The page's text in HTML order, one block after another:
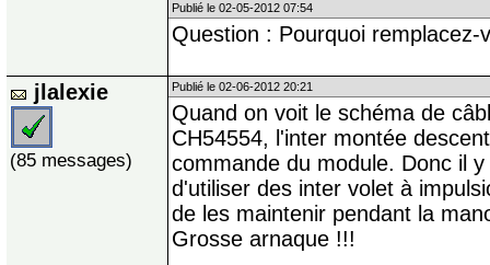
Publié le 02-05-2012 07:54
Question : Pourquoi remplacez-
jlalexie
(85 messages)
Publié le 02-06-2012 20:21
Quand on voit le schéma de
CH54554, l'inter montée
commande du module. Donc il
d'utiliser des inter volet à
de les maintenir pendant la
Grosse arnaque !!!